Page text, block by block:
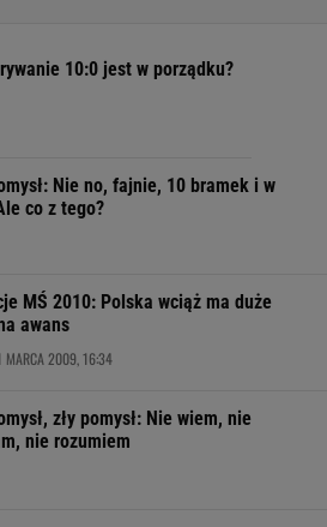
10:0 jest w porządku?
Nie no, fajnie, 10 bramek i w
co z tego?
MŚ 2010: Polska wciąż ma duże
awans
MARCA 2009, 16:34
zły pomysł: Nie wiem, nie
nie rozumiem